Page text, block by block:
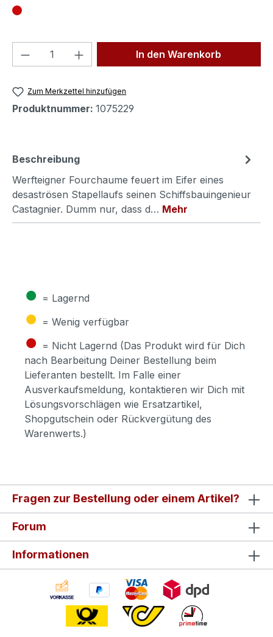
Produkt Anzahl: Gib denIn den Warenkorb
Zum Merkzettel hinzufügen
Produktnummer: 1075229
Beschreibung
Werfteigner Fourchaume feuert im Eifer eines
desaströsen Stapellaufs seinen Schiffsbauingenieur
Castagnier. Dumm nur, dass d… Mehr
● = Lagernd
● = Wenig verfügbar
● = Nicht Lagernd (Das Produkt wird für Dich
nach Bearbeitung Deiner Bestellung beim
Lieferanten bestellt. Im Falle einer
Ausverkaufsmeldung, kontaktieren wir Dich mit
Lösungsvorschlägen wie Ersatzartikel,
Shopgutschein oder Rückvergütung des
Warenwerts.)
Fragen zur Bestellung oder einem Artikel?
Forum
Informationen